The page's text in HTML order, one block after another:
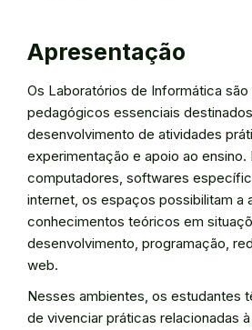
Apresentação
Os Laboratórios de Informática são
pedagógicos essenciais
desenvolvimento de atividades
experimentação e apoio ao ensino.
computadores, softwares
internet, os espaços possibilitam a
conhecimentos teóricos em
desenvolvimento, programação,
web.
Nesses ambientes, os estudantes
de vivenciar práticas relacionadas